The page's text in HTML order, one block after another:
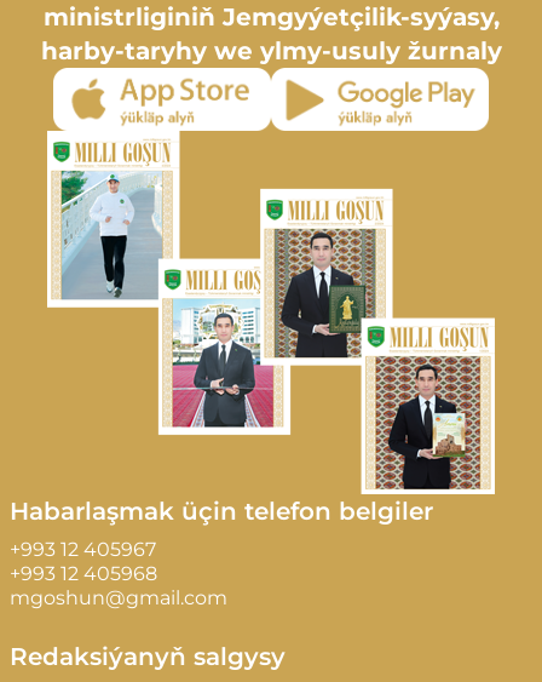
Habarlaşmak üçin telefon belgiler
+993 12 405967
+993 12 405968
mgoshun@gmail.com
Redaksiýanyň salgysy
ministrliginiň Jemgyýetçilik-syýasy,
harby-taryhy we ylmy-usuly žurnaly